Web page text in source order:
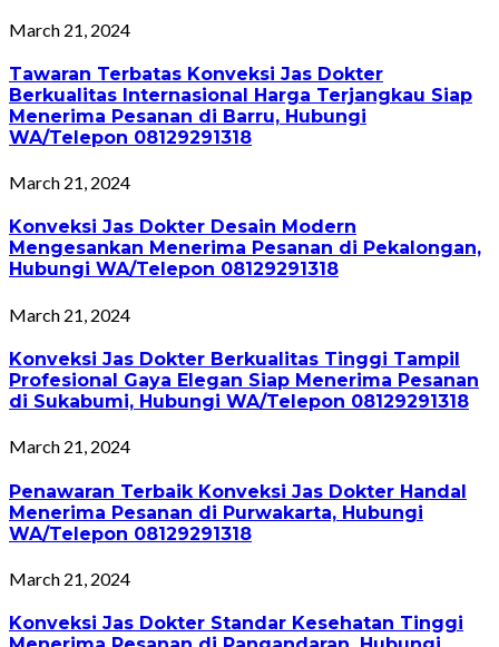
March 21, 2024
Tawaran Terbatas Konveksi Jas Dokter
Berkualitas Internasional Harga Terjangkau Siap
Menerima Pesanan di Barru, Hubungi
WA/Telepon 08129291318
March 21, 2024
Konveksi Jas Dokter Desain Modern
Mengesankan Menerima Pesanan di Pekalongan,
Hubungi WA/Telepon 08129291318
March 21, 2024
Konveksi Jas Dokter Berkualitas Tinggi Tampil
Profesional Gaya Elegan Siap Menerima Pesanan
di Sukabumi, Hubungi WA/Telepon 08129291318
March 21, 2024
Penawaran Terbaik Konveksi Jas Dokter Handal
Menerima Pesanan di Purwakarta, Hubungi
WA/Telepon 08129291318
March 21, 2024
Konveksi Jas Dokter Standar Kesehatan Tinggi